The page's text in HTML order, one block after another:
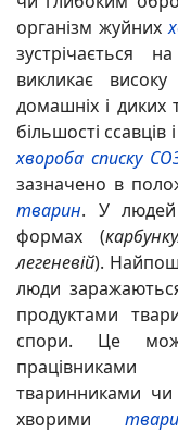
організм жуйних
зустрічається
викликає високу
домашніх і диких
більшості ссавців
хвороба списку
зазначено в
тварин. У людей
формах (
легеневій).
люди
продуктами
спори. Це
працівниками
тваринниками
хворими